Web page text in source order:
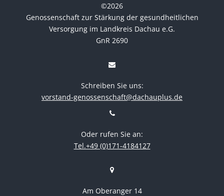
©2026
Genossenschaft zur Stärkung der gesundheitlichen
Versorgung im Landkreis Dachau e.G.
GnR 2690
Schreiben Sie uns:
vorstand-genossenschaft@dachauplus.de
Oder rufen Sie an:
Tel.+49 (0)171-4184127
Am Oberanger 14